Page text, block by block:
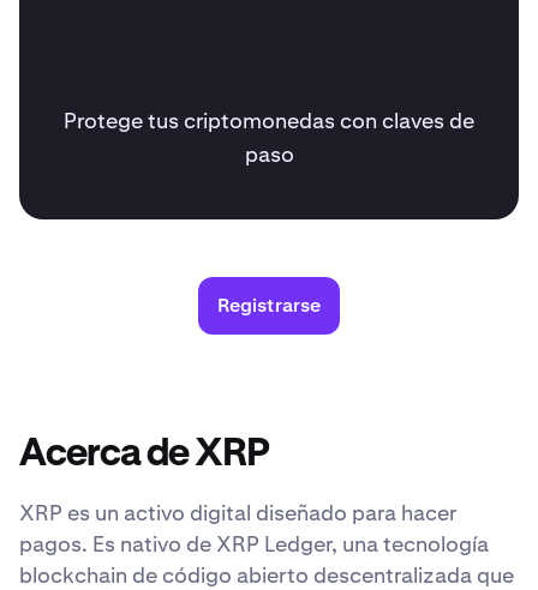
Protege tus criptomonedas con claves de
paso
Registrarse
Acerca de XRP
XRP es un activo digital diseñado para hacer
pagos. Es nativo de XRP Ledger, una tecnología
blockchain de código abierto descentralizada que